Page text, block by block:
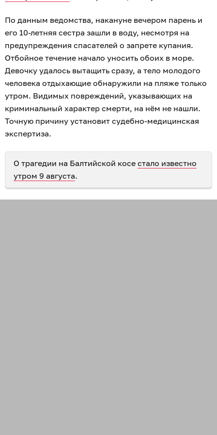
По данным ведомства, накануне вечером парень и
его 10-летняя сестра зашли в воду, несмотря на
предупреждения спасателей о запрете купания.
Отбойное течение начало уносить обоих в море.
Девочку удалось вытащить сразу, а тело молодого
человека отдыхающие обнаружили на пляже только
утром. Видимых повреждений, указывающих на
криминальный характер смерти, на нём не нашли.
Точную причину установит судебно-медицинская
экспертиза.
О трагедии на Балтийской косе стало известно
утром 9 августа.